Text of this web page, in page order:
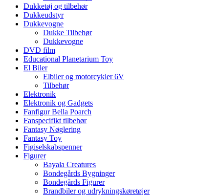
Dukketøj og tilbehør
Dukkeudstyr
Dukkevogne
Dukke Tilbehør
Dukkevogne
DVD film
Educational Planetarium Toy
El Biler
Elbiler og motorcykler 6V
Tilbehør
Elektronik
Elektronik og Gadgets
Fanfigur Bella Poarch
Fanspecifikt tilbehør
Fantasy Nøglering
Fantasy Toy
Figiselskabspenner
Figurer
Bayala Creatures
Bondegårds Bygninger
Bondegårds Figurer
Brandbiler og udrykningskøretøjer